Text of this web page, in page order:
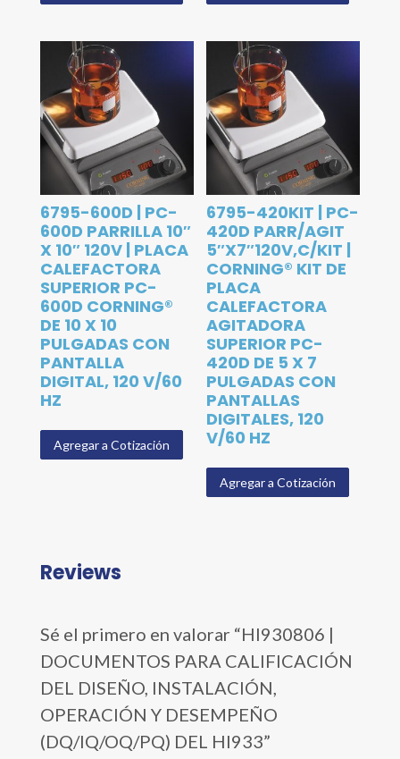
6795-600D | PC-
600D PARRILLA 10″
X 10″ 120V | PLACA
CALEFACTORA
SUPERIOR PC-
600D CORNING®
DE 10 X 10
PULGADAS CON
PANTALLA
DIGITAL, 120 V/60
HZ
Agregar a Cotización
6795-420KIT | PC-
420D PARR/AGIT
5″X7″120V,C/KIT |
CORNING® KIT DE
PLACA
CALEFACTORA
AGITADORA
SUPERIOR PC-
420D DE 5 X 7
PULGADAS CON
PANTALLAS
DIGITALES, 120
V/60 HZ
Agregar a Cotización
Reviews
Sé el primero en valorar “HI930806 |
DOCUMENTOS PARA CALIFICACIÓN
DEL DISEÑO, INSTALACIÓN,
OPERACIÓN Y DESEMPEÑO
(DQ/IQ/OQ/PQ) DEL HI933”